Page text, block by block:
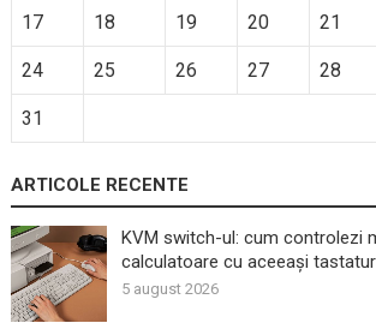
17 18 19 20 21
24 25 26 27 28
31
ARTICOLE RECENTE
KVM switch-ul: cum controlezi
calculatoare cu aceeași
5 august 2026